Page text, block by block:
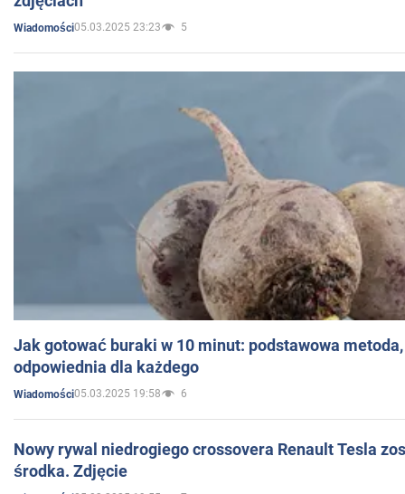
Wiadomości05.03.2025 23:23 5
Jak gotować buraki w 10 minut: podstawowa
odpowiednia dla każdego
Wiadomości05.03.2025 19:58 6
Nowy rywal niedrogiego crossovera Renault Tesla
środka. Zdjęcie